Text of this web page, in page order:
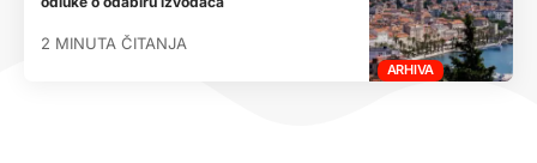
ARHIVA
2 MINUTA ČITANJA